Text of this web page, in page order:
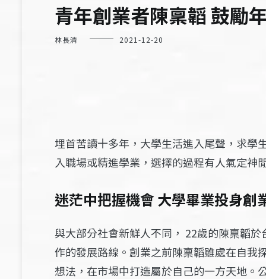
青年創業者陳稟韜 鼓勵
林長清 2021-12-20
埋首苦讀十多年，大學生活進入尾聲，求學
入職場或精進學業，選擇的過程有人氣定
迷茫中把握機會 大學畢業投身創
與大部分社會新鮮人不同， 22歲的陳稟韜於
作的發展路線。創業之前陳稟韜雖處在自我
想法，在市場中打造屬於自己的一方天地。